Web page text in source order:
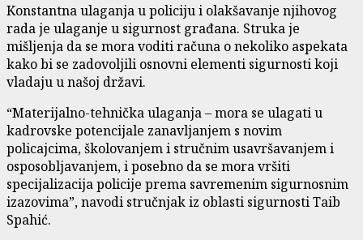
Konstantna ulaganja u policiju i olakšavanje njihovog
rada je ulaganje u sigurnost građana. Struka je
mišljenja da se mora voditi računa o nekoliko aspekata
kako bi se zadovoljili osnovni elementi sigurnosti koji
vladaju u našoj državi.
“Materijalno-tehnička ulaganja – mora se ulagati u
kadrovske potencijale zanavljanjem s novim
policajcima, školovanjem i stručnim usavršavanjem i
osposobljavanjem, i posebno da se mora vršiti
specijalizacija policije prema savremenim sigurnosnim
izazovima”, navodi stručnjak iz oblasti sigurnosti Taib
Spahić.